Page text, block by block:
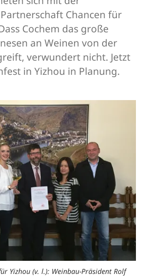
Chancen für
Cochem das große
an Weinen von der
verwundert nicht. Jetzt
in Yizhou in Planung.
Yizhou (v. l.): Weinbau-Präsident Rolf